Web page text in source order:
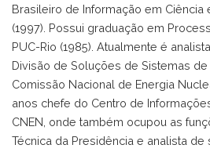
Brasileiro de Informação em Ciência
(1997). Possui graduação em
PUC-Rio (1985). Atualmente é
Divisão de Soluções de Sistemas de
Comissão Nacional de Energia
anos chefe do Centro de
CNEN, onde também ocupou as
Técnica da Presidência e analista